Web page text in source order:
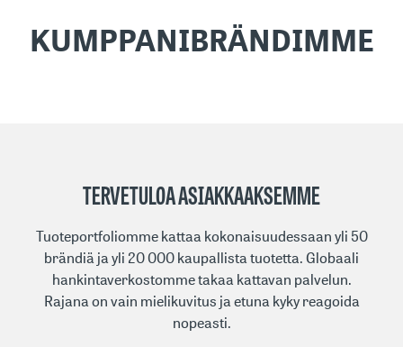
KUMPPANIBRÄNDIMME
TERVETULOA ASIAKKAAKSEMME
Tuoteportfoliomme kattaa kokonaisuudessaan yli 50
brändiä ja yli 20 000 kaupallista tuotetta. Globaali
hankintaverkostomme takaa kattavan palvelun.
Rajana on vain mielikuvitus ja etuna kyky reagoida
nopeasti.